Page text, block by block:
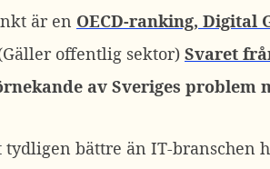
är en OECD-ranking, Digital
offentlig sektor) Svaret
av Sveriges problem
bättre än IT-branschen